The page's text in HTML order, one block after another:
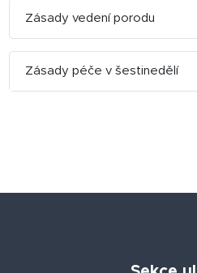
Zásady vedení porodu
Zásady péče v šestinedělí